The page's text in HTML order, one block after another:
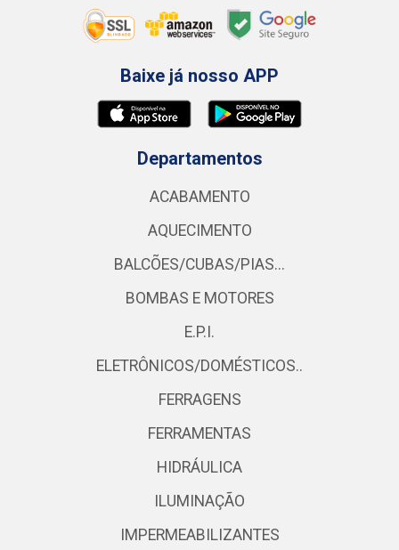
Baixe já nosso APP
Departamentos
ACABAMENTO
AQUECIMENTO
BALCÕES/CUBAS/PIAS...
BOMBAS E MOTORES
E.P.I.
ELETRÔNICOS/DOMÉSTICOS..
FERRAGENS
FERRAMENTAS
HIDRÁULICA
ILUMINAÇÃO
IMPERMEABILIZANTES